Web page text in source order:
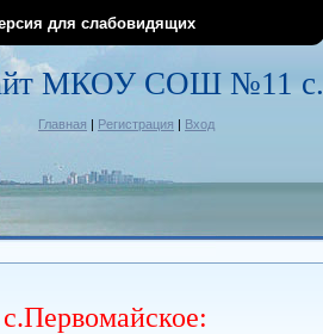
для слабовидящих
МКОУ СОШ №11
Главная | Регистрация | Вход